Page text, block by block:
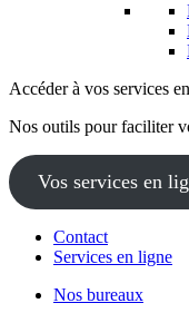
Accéder à vos services
Nos outils pour faciliter
Vos services en
Contact
Services en ligne
Nos bureaux